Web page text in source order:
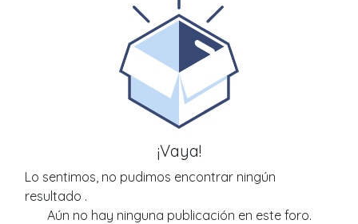
¡Vaya!
Lo sentimos, no pudimos encontrar ningún
resultado .
Aún no hay ninguna publicación en este foro.